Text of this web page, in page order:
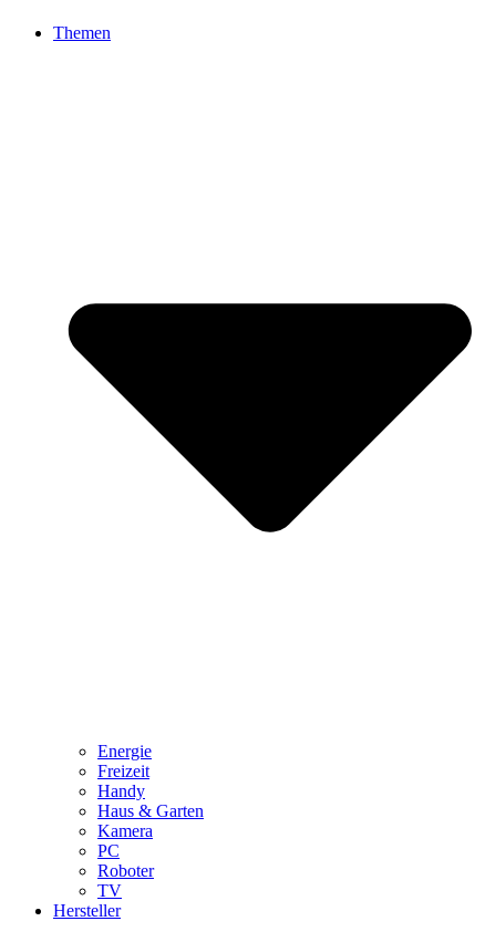
Themen
Energie
Freizeit
Handy
Haus & Garten
Kamera
PC
Roboter
TV
Hersteller